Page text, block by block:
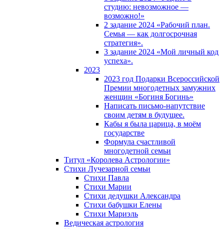
студию: невозможное —
возможно!»
2 задание 2024 «Рабочий план.
Семья — как долгосрочная
стратегия».
3 задание 2024 «Мой личный код
успеха».
2023
2023 год Подарки Всероссийской
Премии многодетных замужних
женщин «Богиня Богинь»
Написать письмо-напутствие
своим детям в будущее.
Кабы я была царица, в моëм
государстве
Формула счастливой
многодетной семьи
Титул «Королева Астрологии»
Стихи Лучезарной семьи
Стихи Павла
Стихи Марии
Стихи дедушки Александра
Стихи бабушки Елены
Стихи Мариэль
Ведическая астрология